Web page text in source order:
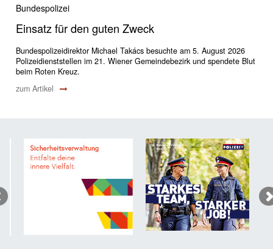
Bundespolizei
Einsatz für den guten Zweck
Bundespolizeidirektor Michael Takács besuchte am 5. August 2026
Polizeidienststellen im 21. Wiener Gemeindebezirk und spendete Blut
beim Roten Kreuz.
zum Artikel